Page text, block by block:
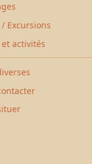
Excursions
activités